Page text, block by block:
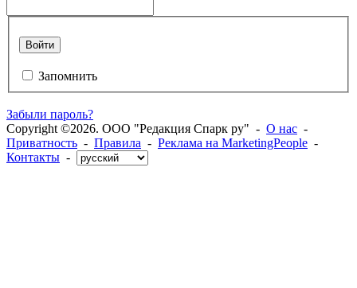
Войти
Запомнить
Забыли пароль?
Copyright ©2026. ООО "Редакция Спарк ру" - О нас -
Приватность - Правила - Реклама на MarketingPeople -
Контакты -